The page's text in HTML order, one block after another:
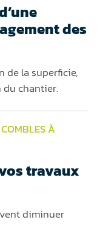
des
de la superficie,
chantier.
À
travaux
diminuer